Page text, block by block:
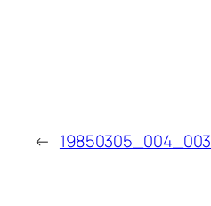
← 19850305_004_003